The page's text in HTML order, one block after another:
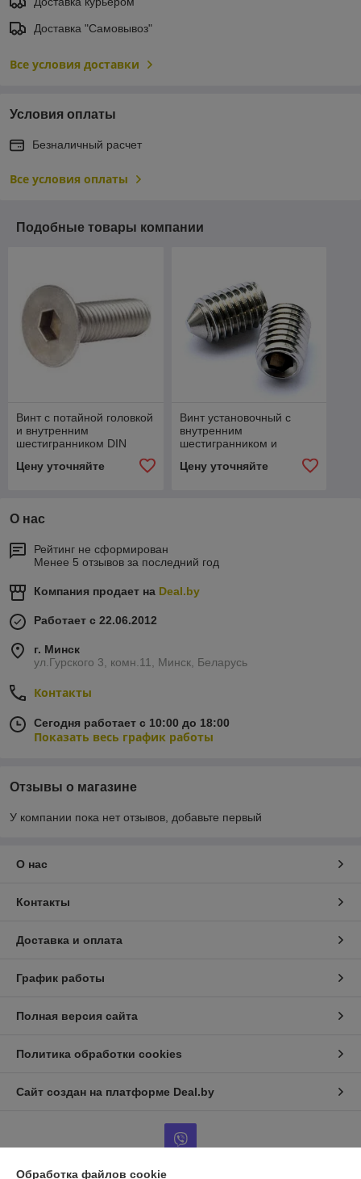
Доставка "Самовывоз"
Все условия доставки
Условия оплаты
Безналичный расчет
Все условия оплаты
Подобные товары компании
Винт с потайной головкой
и внутренним
шестигранником DIN
Цену уточняйте
Винт установочный с
внутренним
шестигранником и
заостренным концом DIN
914
Цену уточняйте
О нас
Рейтинг не сформирован
Менее 5 отзывов за последний год
Компания продает на Deal.by
Работает с 22.06.2012
г. Минск
ул.Гурского 3, комн.11, Минск, Беларусь
Контакты
Сегодня работает с 10:00 до 18:00
Показать весь график работы
Отзывы о магазине
У компании пока нет отзывов, добавьте первый
О нас
Контакты
Доставка и оплата
График работы
Полная версия сайта
Политика обработки cookies
Сайт создан на платформе Deal.by
Обработка файлов cookie